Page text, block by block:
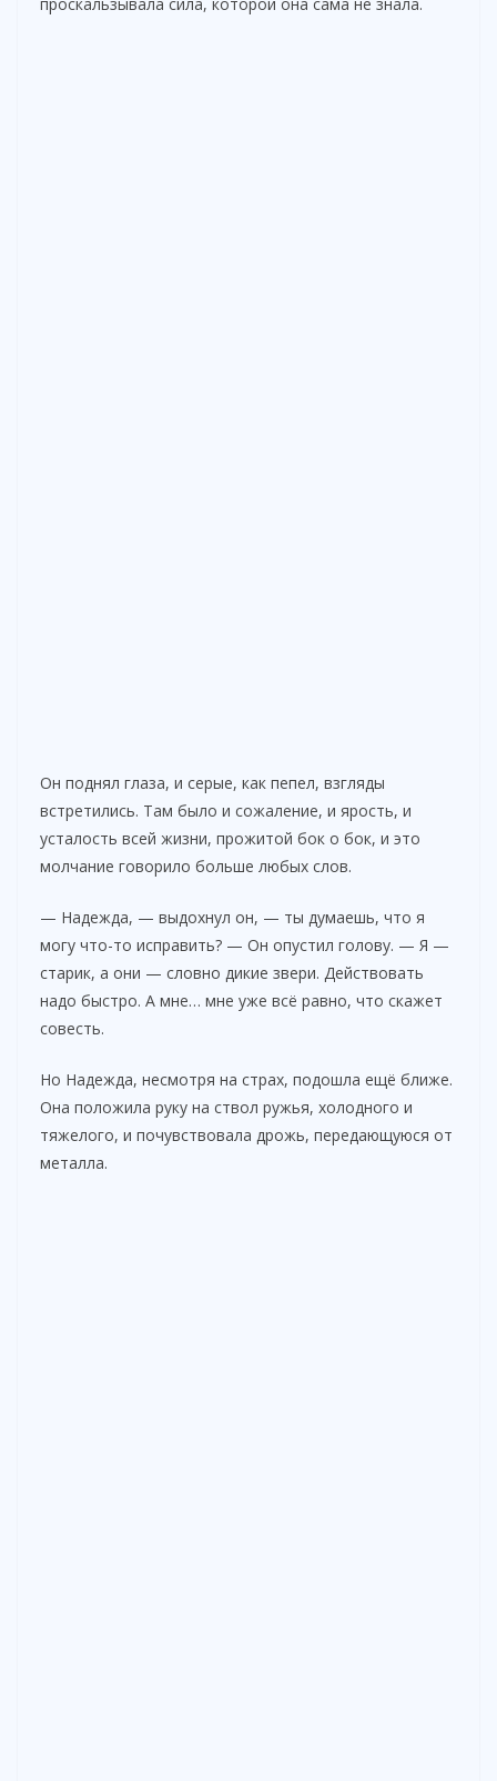
Он поднял глаза, и серые, как пепел, взгляды
встретились. Там было и сожаление, и ярость, и
усталость всей жизни, прожитой бок о бок, и это
молчание говорило больше любых слов.
— Надежда, — выдохнул он, — ты думаешь, что я
могу что-то исправить? — Он опустил голову. — Я —
старик, а они — словно дикие звери. Действовать
надо быстро. А мне… мне уже всё равно, что скажет
совесть.
Но Надежда, несмотря на страх, подошла ещё ближе.
Она положила руку на ствол ружья, холодного и
тяжелого, и почувствовала дрожь, передающуюся от
металла.